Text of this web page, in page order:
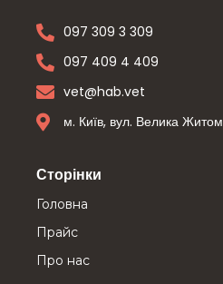
097 309 3 309
097 409 4 409
vet@hab.vet
м. Київ, вул. Велика
Сторінки
Головна
Прайс
Про нас